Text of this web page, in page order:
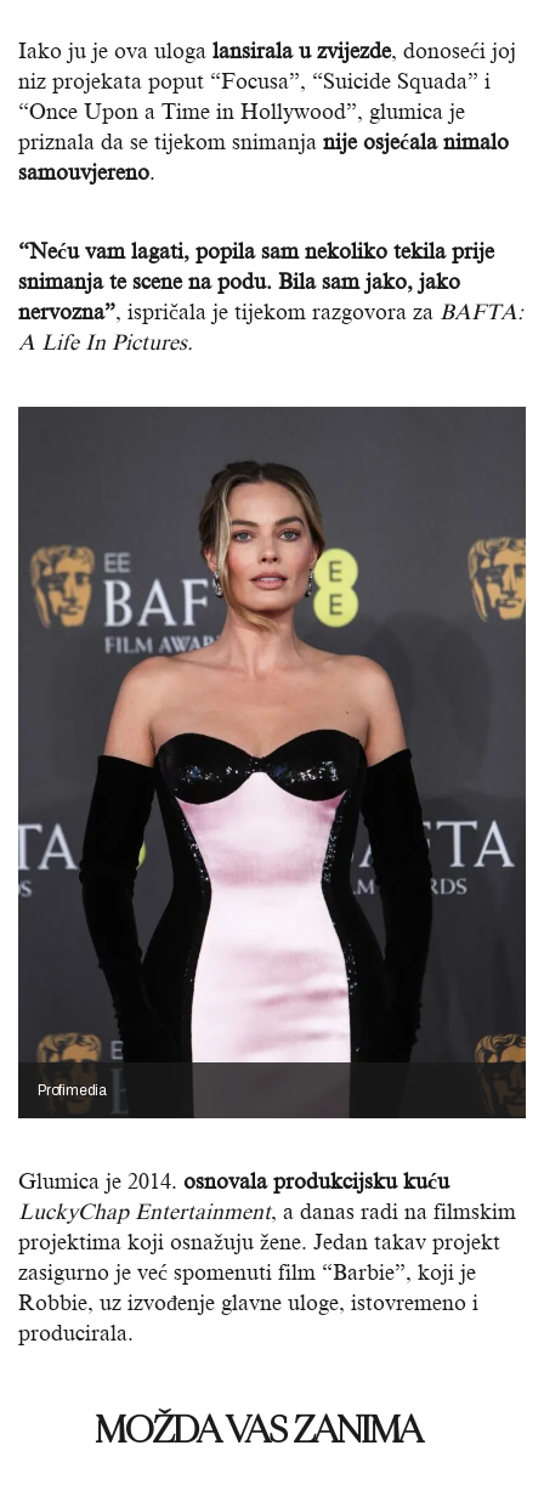
Iako ju je ova uloga lansirala u zvijezde, donoseći joj
niz projekata poput “Focusa”, “Suicide Squada” i
“Once Upon a Time in Hollywood”, glumica je
priznala da se tijekom snimanja nije osjećala nimalo
samouvjereno.
“Neću vam lagati, popila sam nekoliko tekila prije
snimanja te scene na podu. Bila sam jako, jako
nervozna”, ispričala je tijekom razgovora za BAFTA:
A Life In Pictures.
Profimedia
Glumica je 2014. osnovala produkcijsku kuću
LuckyChap Entertainment, a danas radi na filmskim
projektima koji osnažuju žene. Jedan takav projekt
zasigurno je već spomenuti film “Barbie”, koji je
Robbie, uz izvođenje glavne uloge, istovremeno i
producirala.
MOŽDA VAS ZANIMA